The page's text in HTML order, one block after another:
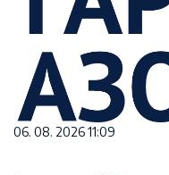
06. 08. 2026 11:09